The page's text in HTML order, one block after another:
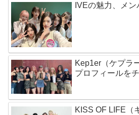
IVEの魅力、メン
Kep1er（ケプラ
プロフィールを
KISS OF LIFE（